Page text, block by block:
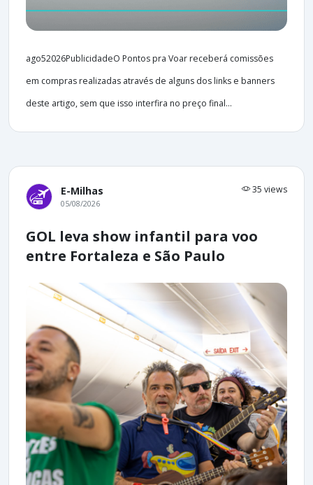
ago52026PublicidadeO Pontos pra Voar receberá comissões
em compras realizadas através de alguns dos links e banners
deste artigo, sem que isso interfira no preço final...
E-Milhas 35 views
05/08/2026
GOL leva show infantil para voo
entre Fortaleza e São Paulo